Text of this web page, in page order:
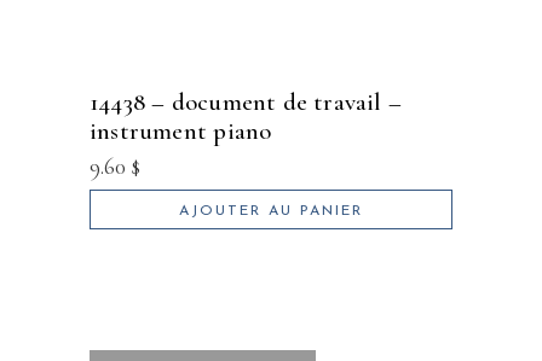
14438 – document de travail –
instrument piano
9.60 $
AJOUTER AU PANIER